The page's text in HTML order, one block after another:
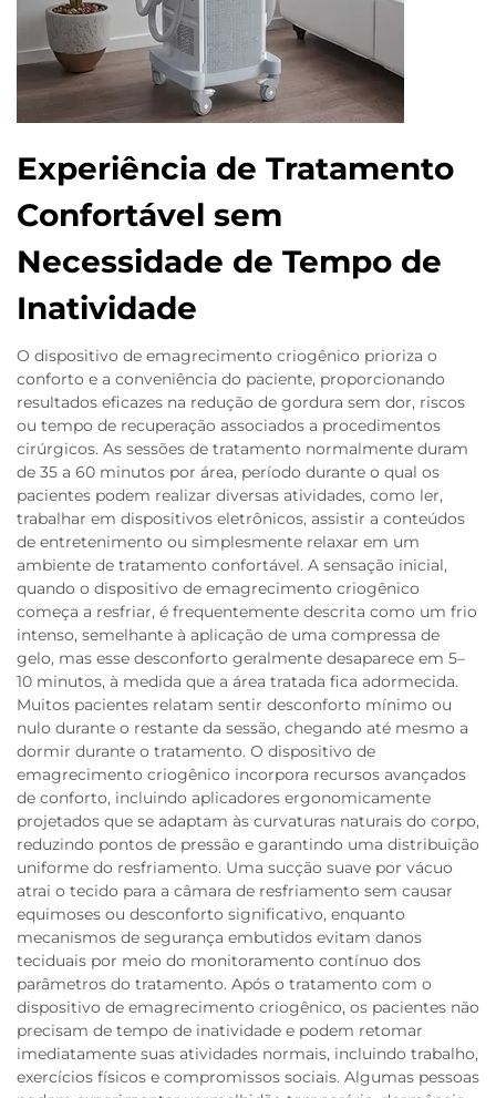
Experiência de Tratamento
Confortável sem
Necessidade de Tempo de
Inatividade
O dispositivo de emagrecimento criogênico prioriza o
conforto e a conveniência do paciente, proporcionando
resultados eficazes na redução de gordura sem dor, riscos
ou tempo de recuperação associados a procedimentos
cirúrgicos. As sessões de tratamento normalmente duram
de 35 a 60 minutos por área, período durante o qual os
pacientes podem realizar diversas atividades, como ler,
trabalhar em dispositivos eletrônicos, assistir a conteúdos
de entretenimento ou simplesmente relaxar em um
ambiente de tratamento confortável. A sensação inicial,
quando o dispositivo de emagrecimento criogênico
começa a resfriar, é frequentemente descrita como um frio
intenso, semelhante à aplicação de uma compressa de
gelo, mas esse desconforto geralmente desaparece em 5–
10 minutos, à medida que a área tratada fica adormecida.
Muitos pacientes relatam sentir desconforto mínimo ou
nulo durante o restante da sessão, chegando até mesmo a
dormir durante o tratamento. O dispositivo de
emagrecimento criogênico incorpora recursos avançados
de conforto, incluindo aplicadores ergonomicamente
projetados que se adaptam às curvaturas naturais do corpo,
reduzindo pontos de pressão e garantindo uma distribuição
uniforme do resfriamento. Uma sucção suave por vácuo
atrai o tecido para a câmara de resfriamento sem causar
equimoses ou desconforto significativo, enquanto
mecanismos de segurança embutidos evitam danos
teciduais por meio do monitoramento contínuo dos
parâmetros do tratamento. Após o tratamento com o
dispositivo de emagrecimento criogênico, os pacientes não
precisam de tempo de inatividade e podem retomar
imediatamente suas atividades normais, incluindo trabalho,
exercícios físicos e compromissos sociais. Algumas pessoas